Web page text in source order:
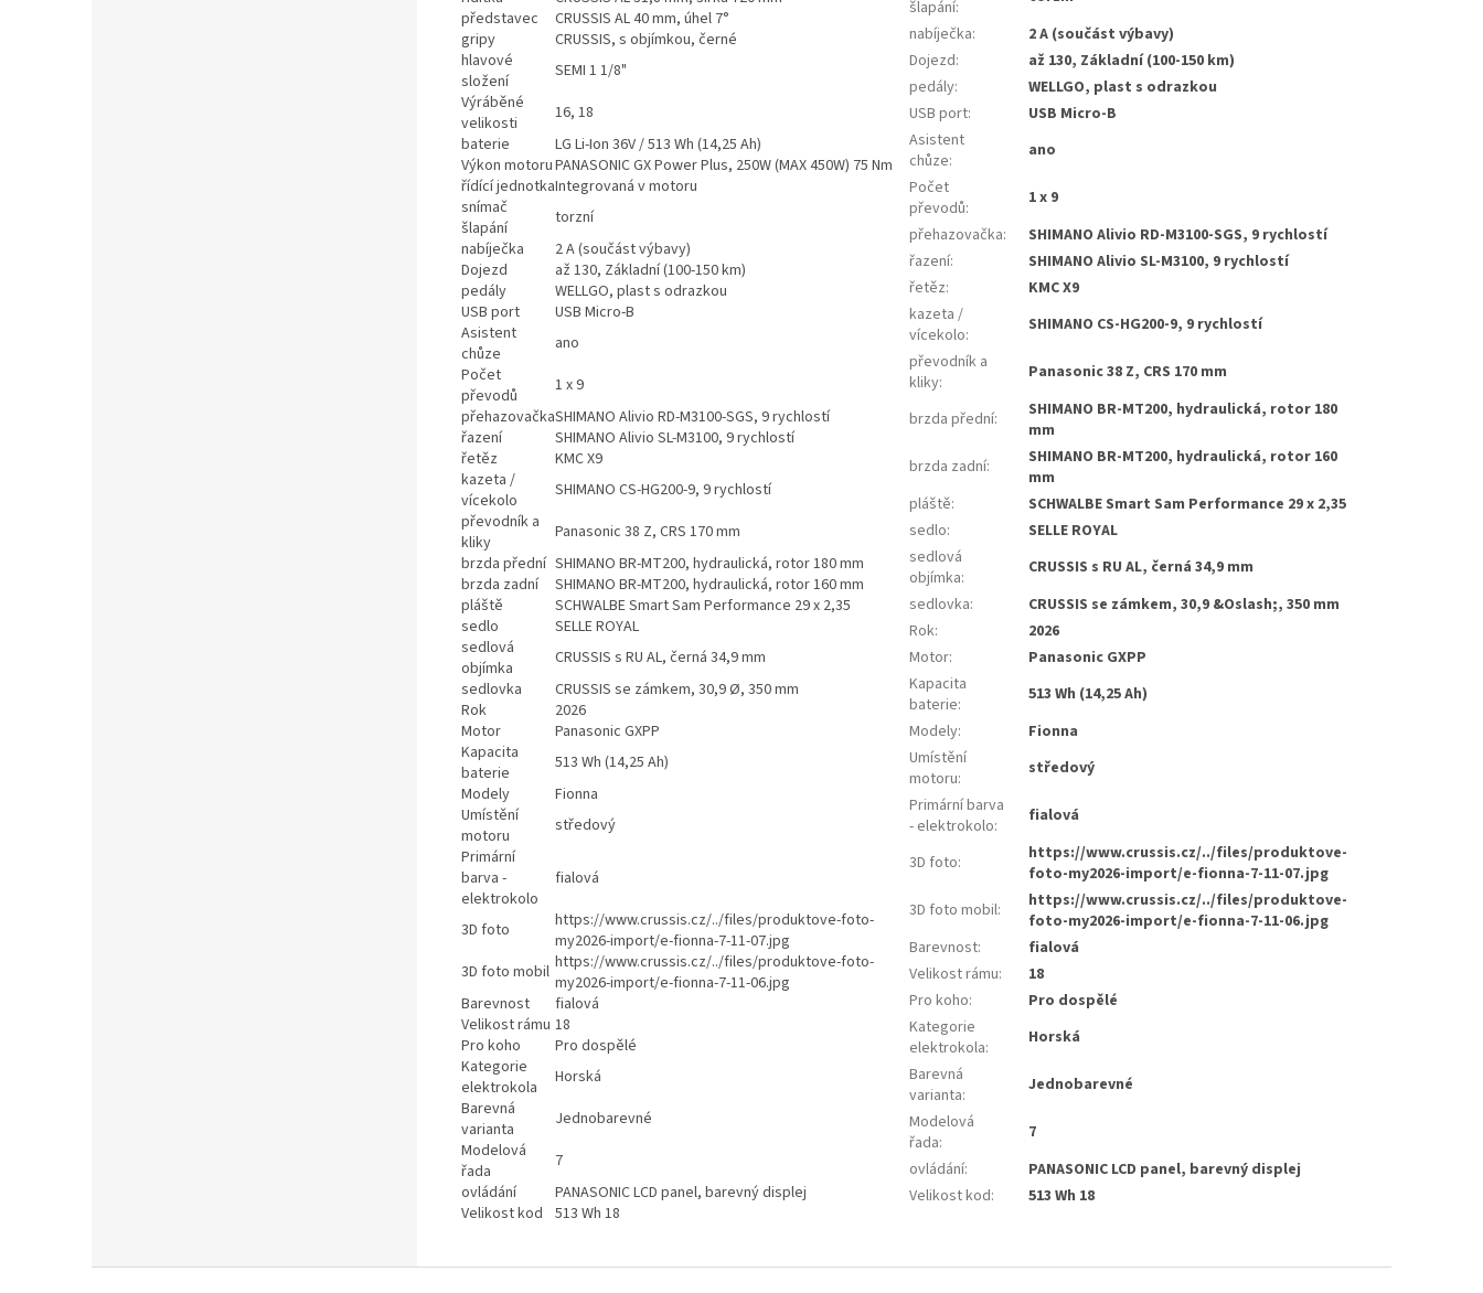
představec
CRUSSIS AL 40 mm, úhel 7°
gripy
CRUSSIS, s objímkou, černé
hlavové
složení
SEMI 1 1/8"
Výráběné
velikosti
16, 18
baterie
LG Li-Ion 36V / 513 Wh (14,25 Ah)
Výkon motoruPANASONIC GX Power Plus, 250W (MAX 450W) 75 Nm
řídící jednotkaIntegrovaná v motoru
snímač
šlapání
torzní
nabíječka
2 A (součást výbavy)
Dojezd
až 130, Základní (100-150 km)
pedály
WELLGO, plast s odrazkou
USB port
USB Micro-B
Asistent
chůze
ano
Počet
převodů
1 x 9
přehazovačkaSHIMANO Alivio RD-M3100-SGS, 9 rychlostí
řazení
SHIMANO Alivio SL-M3100, 9 rychlostí
řetěz
KMC X9
kazeta /
vícekolo
SHIMANO CS-HG200-9, 9 rychlostí
převodník a
kliky
Panasonic 38 Z, CRS 170 mm
brzda přední SHIMANO BR-MT200, hydraulická, rotor 180 mm
brzda zadní
SHIMANO BR-MT200, hydraulická, rotor 160 mm
pláště
SCHWALBE Smart Sam Performance 29 x 2,35
sedlo
SELLE ROYAL
sedlová
objímka
CRUSSIS s RU AL, černá 34,9 mm
sedlovka
CRUSSIS se zámkem, 30,9 Ø, 350 mm
Rok
2026
Motor
Panasonic GXPP
Kapacita
baterie
513 Wh (14,25 Ah)
Modely
Fionna
Umístění
motoru
středový
Primární
barva -
elektrokolo
fialová
3D foto
https://www.crussis.cz/../files/produktove-foto-
my2026-import/e-fionna-7-11-07.jpg
3D foto mobil https://www.crussis.cz/../files/produktove-foto-
my2026-import/e-fionna-7-11-06.jpg
Barevnost
fialová
Velikost rámu 18
Pro koho
Pro dospělé
Kategorie
elektrokola
Horská
Barevná
varianta
Jednobarevné
Modelová
řada
7
ovládání
PANASONIC LCD panel, barevný displej
Velikost kod 513 Wh 18
šlapání:
nabíječka:
2 A (součást výbavy)
Dojezd:
až 130, Základní (100-150 km)
pedály:
WELLGO, plast s odrazkou
USB port:
USB Micro-B
Asistent
chůze:
ano
Počet
převodů:
1 x 9
přehazovačka:
SHIMANO Alivio RD-M3100-SGS, 9 rychlostí
řazení:
SHIMANO Alivio SL-M3100, 9 rychlostí
řetěz:
KMC X9
kazeta /
vícekolo:
SHIMANO CS-HG200-9, 9 rychlostí
převodník a
kliky: Panasonic 38 Z, CRS 170 mm
brzda přední:
SHIMANO BR-MT200, hydraulická, rotor 180
mm
brzda zadní:
SHIMANO BR-MT200, hydraulická, rotor 160
mm
pláště:
SCHWALBE Smart Sam Performance 29 x 2,35
sedlo:
SELLE ROYAL
sedlová
objímka:
CRUSSIS s RU AL, černá 34,9 mm
sedlovka:
CRUSSIS se zámkem, 30,9 &Oslash;, 350 mm
Rok:
2026
Motor:
Panasonic GXPP
Kapacita
baterie:
513 Wh (14,25 Ah)
Modely:
Fionna
Umístění
motoru:
středový
Primární barva
- elektrokolo: fialová
3D foto:
https://www.crussis.cz/../files/produktove-
foto-my2026-import/e-fionna-7-11-07.jpg
3D foto mobil:
https://www.crussis.cz/../files/produktove-
foto-my2026-import/e-fionna-7-11-06.jpg
Barevnost:
fialová
Velikost rámu:
18
Pro koho:
Pro dospělé
Kategorie
elektrokola:
Horská
Barevná
varianta:
Jednobarevné
Modelová
řada:
7
ovládání:
PANASONIC LCD panel, barevný displej
Velikost kod: 513 Wh 18